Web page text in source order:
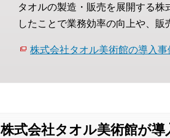
タオルの製造・販売を展開する
したことで業務効率の向上や、販
株式会社タオル美術館の導入事
株式会社タオル美術館が導